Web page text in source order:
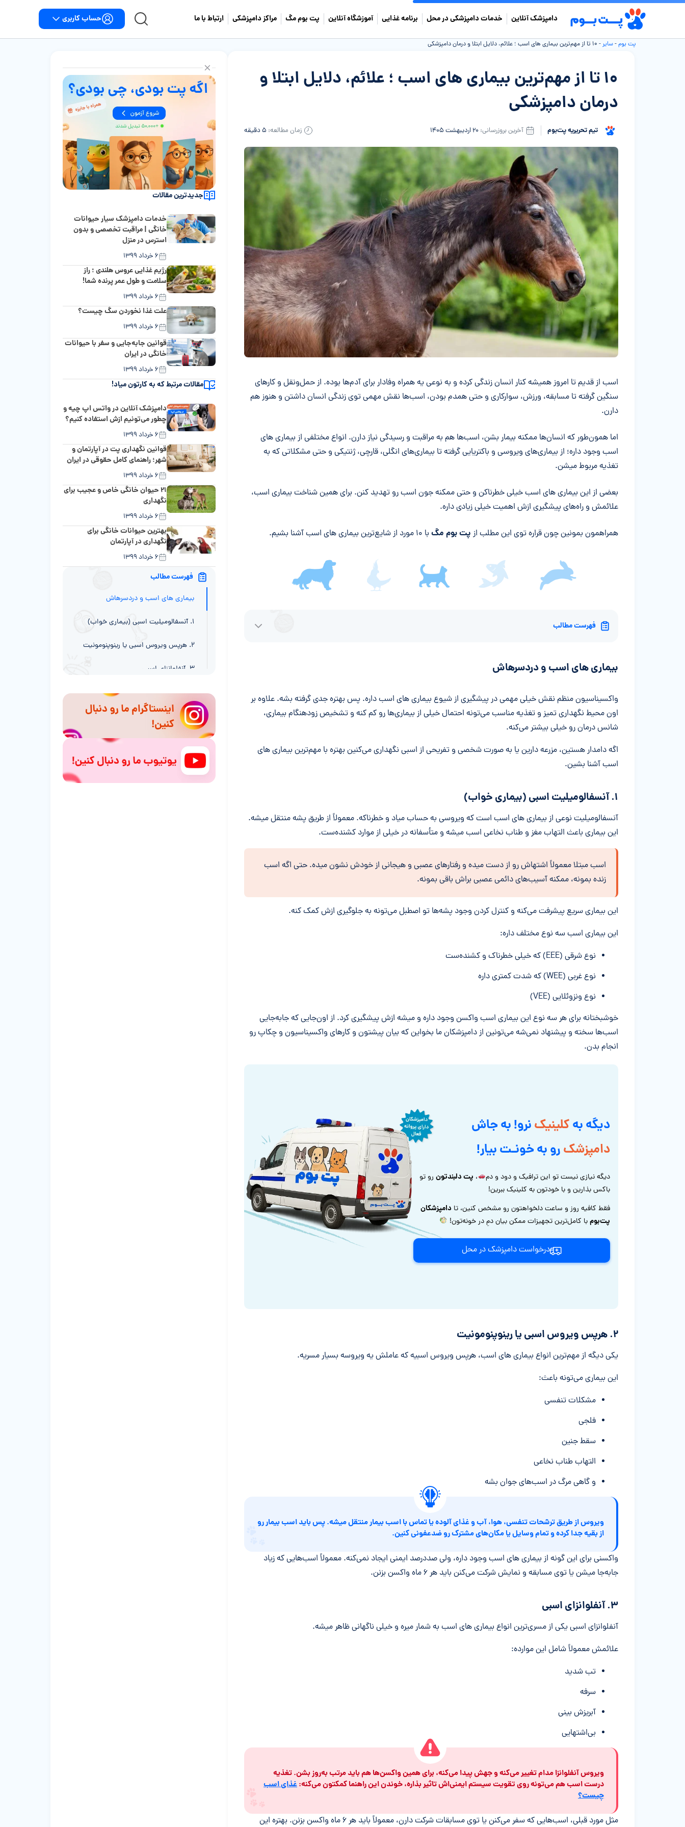
دامپزشک آنلاین خدمات دامپزشکی در محل برنامه غذایی آموزشگاه آنلاین پت بوم مگ مراکز دامپزشکی ارتباط با ما حساب کاربری
پت بوم-سایر- ۱۰ تا از مهم‌ترین بیماری های اسب ؛ علائم، دلایل ابتلا و درمان دامپزشکی
۱۰ تا از مهم‌ترین بیماری های اسب ؛ علائم، دلایل ابتلا و
درمان دامپزشکی
تیم تحریریه پت‌بوم آخرین بروزرسانی: ۲۰ اردیبهشت ۱۴۰۵ زمان مطالعه: ۵ دقیقه
خلاصه مقاله
اسب از قدیم تا امروز همیشه کنار انسان زندگی کرده و به نوعی یه همراه وفادار برای آدم‌ها بوده. از حمل‌ونقل و کارهای
سنگین گرفته تا مسابقه، ورزش، سوارکاری و حتی همدم بودن، اسب‌ها نقش مهمی توی زندگی انسان داشتن و هنوز هم
دارن.
اما همون‌طور که انسان‌ها ممکنه بیمار بشن، اسب‌ها هم به مراقبت و رسیدگی نیاز دارن. انواع مختلفی از بیماری های
اسب وجود داره؛ از بیماری‌های ویروسی و باکتریایی گرفته تا بیماری‌های انگلی، قارچی، ژنتیکی و حتی مشکلاتی که به
تغذیه مربوط میشن.
بعضی از این بیماری‌ های اسب خیلی خطرناکن و حتی ممکنه جون اسب رو تهدید کنن. برای همین شناخت بیماری اسب،
علائمش و راه‌های پیشگیری ازش اهمیت خیلی زیادی داره.
همراهمون بمونین چون قراره توی این مطلب از پت بوم مگ با ۱۰ مورد از شایع‌ترین بیماری‌ های اسب آشنا بشیم.
فهرست مطالب
بیماری های اسب و دردسرهاش
واکسیناسیون منظم نقش خیلی مهمی در پیشگیری از شیوع بیماری های اسب داره. پس بهتره جدی گرفته بشه. علاوه بر
اون محیط نگهداری تمیز و تغذیه مناسب می‌تونه احتمال خیلی از بیماری‌ها رو کم کنه و تشخیص زودهنگام بیماری،
شانس درمان رو خیلی بیشتر می‌کنه.
اگه دامدار هستین، مزرعه دارین یا به صورت شخصی و تفریحی از اسبی نگهداری می‌کنین بهتره با مهم‌ترین بیماری های
اسب آشنا بشین.
۱. آنسفالومیلیت اسبی (بیماری خواب)
آنسفالومیلیت نوعی از بیماری های اسب است که ویروسی به حساب میاد و خطرناکه. معمولاً از طریق پشه منتقل میشه.
این بیماری باعث التهاب مغز و طناب نخاعی اسب میشه و متأسفانه در خیلی از موارد کشنده‌ست.
اسب مبتلا معمولاً اشتهاش رو از دست میده و رفتارهای عصبی و هیجانی از خودش نشون میده. حتی اگه اسب
زنده بمونه، ممکنه آسیب‌های دائمی عصبی براش باقی بمونه.
این بیماری سریع پیشرفت می‌کنه و کنترل کردن وجود پشه‌ها تو اصطبل می‌تونه به جلوگیری ازش کمک کنه.
این بیماری اسب سه نوع مختلف داره:
نوع شرقی (EEE) که خیلی خطرناک و کشنده‌ست
نوع غربی (WEE) که شدت کمتری داره
نوع ونزوئلایی (VEE)
خوشبختانه برای هر سه نوع این بیماری اسب واکسن وجود داره و میشه ازش پیشگیری کرد. از اون‌جایی که جابه‌جایی
اسب‌ها سخته و پیشنهاد نمی‌شه می‌تونین از دامپزشکان ما بخواین که بیان پیشتون و کارهای واکسیناسیون و چکاپ رو
انجام بدن.
دیگه بهکلینیکنرو! به جاش
دامپزشکرو به خونـت بیار!
دیگه نیازی نیست تو این ترافیک و دود و دم ، پت دلبندتونرو تو
باکس بذارین و با خودتون به کلینیک ببرین!
فقط کافیه روز و ساعت دلخواهتون رو مشخص کنین، تا دامپزشکان
پت‌بومبا کامل‌ترین تجهیزات ممکن بیان دمِ در خونه‌تون!
درخواست دامپزشک در محل
۲. هرپس ویروس اسبی یا رینوپنومونیت
یکی دیگه از مهم‌ترین انواع بیماری های اسب، هرپس ویروس اسبیه که عاملش یه ویروسه بسیار مسریه.
این بیماری می‌تونه باعث:
مشکلات تنفسی
فلجی
سقط جنین
التهاب طناب نخاعی
و گاهی مرگ در اسب‌های جوان بشه
ویروس از طریق ترشحات تنفسی، هوا، آب و غذای آلوده یا تماس با اسب بیمار منتقل میشه. پس باید اسب بیمار رو
از بقیه جدا کرده و تمام وسایل یا مکان‌های مشترک رو ضدعفونی کنین.
واکسنی برای این گونه از بیماری های اسب وجود داره، ولی صددرصد ایمنی ایجاد نمی‌کنه. معمولاً اسب‌هایی که زیاد
جابه‌جا میشن یا توی مسابقه و نمایش شرکت می‌کنن باید هر ۶ ماه واکسن بزنن.
۳. آنفلوانزای اسبی
آنفلوانزای اسبی یکی از مسری‌ترین انواع بیماری های اسب به شمار میره و خیلی ناگهانی ظاهر میشه.
علائمش معمولاً شامل این موارده:
تب شدید
سرفه
آبریزش بینی
بی‌اشتهایی
ویروس آنفلوانزا مدام تغییر می‌کنه و جهش پیدا می‌کنه، برای همین واکسن‌ها هم باید مرتب به‌روز بشن. تغذیه
درست اسب هم می‌تونه روی تقویت سیستم ایمنی‌اش تاثیر بذاره، خوندن این راهنما کمکتون می‌کنه:غذای اسب
چیست؟
مثل مورد قبلی، اسب‌هایی که سفر می‌کنن یا توی مسابقات شرکت دارن، معمولاً باید هر ۶ ماه واکسن بزنن. بهتره این
جدیدترین مقالات
خدمات دامپزشک سیار حیوانات
خانگی | مراقبت تخصصی و بدون
استرس در منزل
۶ خرداد ۱۳۹۹
رژیم غذایی عروس هلندی ؛ راز
سلامت و طول عمر پرنده شما!
۶ خرداد ۱۳۹۹
علت غذا نخوردن سگ چیست؟
۶ خرداد ۱۳۹۹
قوانین جابه‌جایی و سفر با حیوانات
خانگی در ایران
۶ خرداد ۱۳۹۹
مقالات مرتبط که به کارتون میاد!
دامپزشک آنلاین در واتس اپ چیه و
چطور می‌تونیم ازش استفاده کنیم؟
۶ خرداد ۱۳۹۹
قوانین نگهداری پت در آپارتمان و
شهر؛ راهنمای کامل حقوقی در ایران
۶ خرداد ۱۳۹۹
۲۱ حیوان خانگی خاص و عجیب برای
نگهداری
۶ خرداد ۱۳۹۹
بهترین حیوانات خانگی برای
نگهداری در آپارتمان
۶ خرداد ۱۳۹۹
فهرست مطالب
بیماری های اسب و دردسرهاش
۱. آنسفالومیلیت اسبی (بیماری خواب)
۲. هرپس ویروس اسبی یا رینوپنومونیت
۳. آنفلوانزای اسبی
۴. پیروپلاسموز اسبی (بابزیوز)
۵. میلوآنسفالیت تک یاخته‌ای اسبی (EPM)
۶. آرتریت یا ورم مفصل ویروسی اسب
(EVA)
۷. هاری